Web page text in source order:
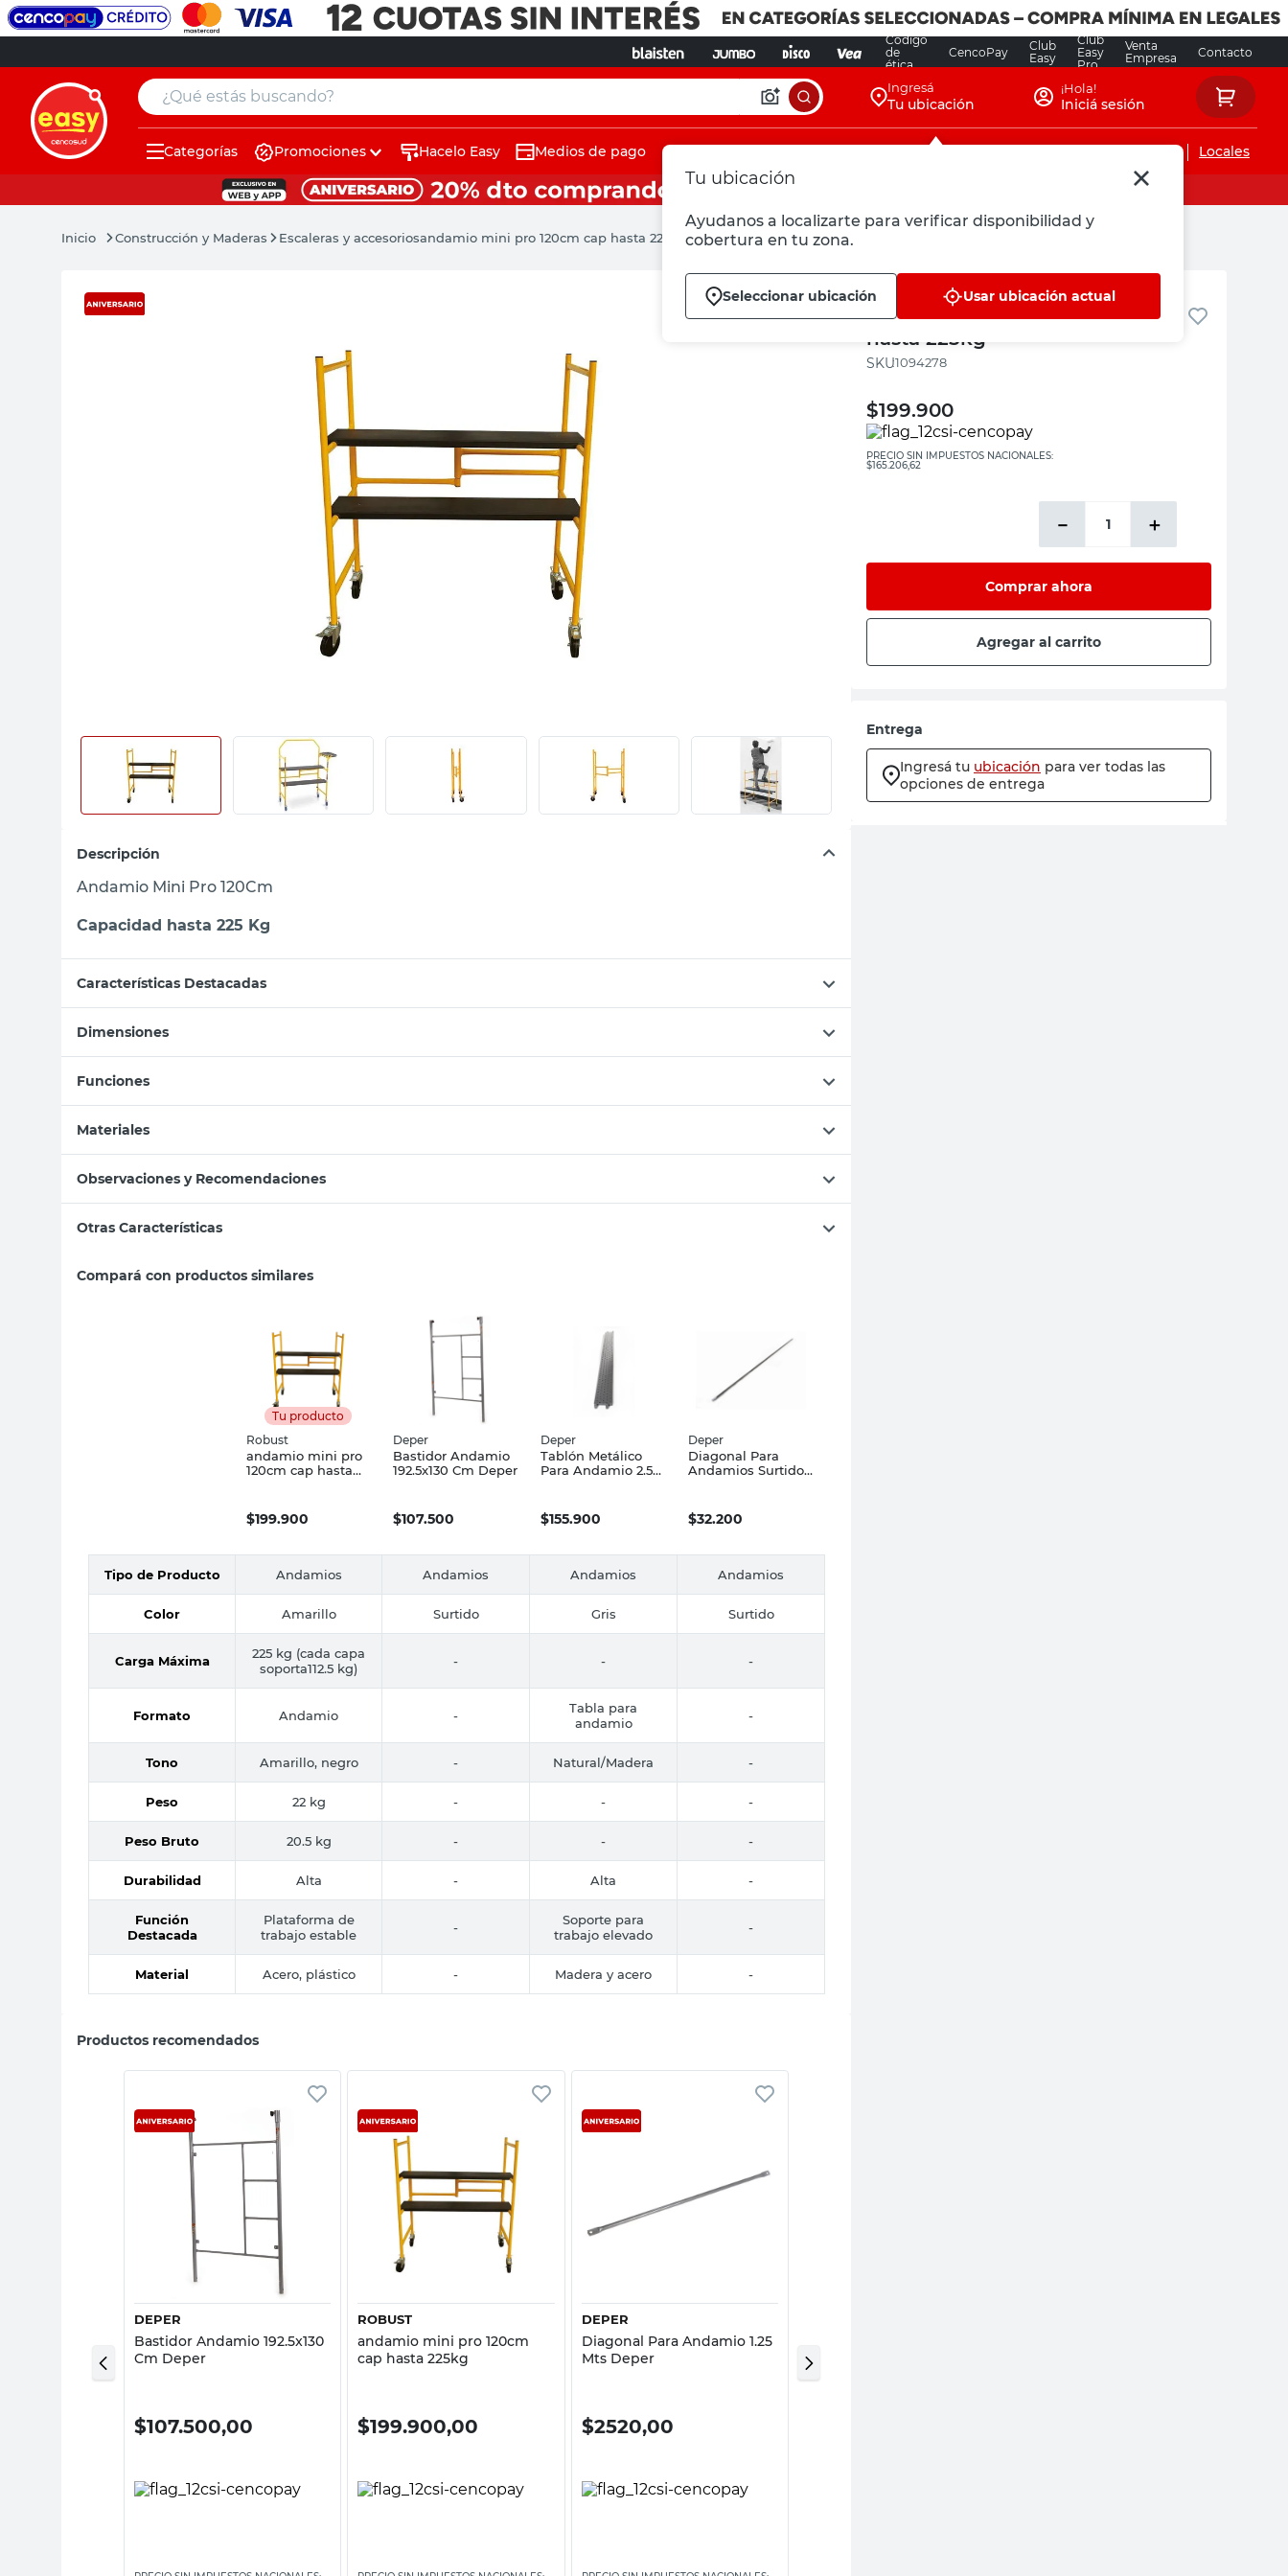
Código
de
ética
CencoPay
Club
Easy
Club
Easy
Pro
Venta
Empresa
Contacto
¿Qué estás buscando? Ingresá
Tu ubicación
Tu ubicación
Ayudanos a localizarte para verificar disponibilidad y
cobertura en tu zona.
Seleccionar ubicación Usar ubicación actual
¡Hola!
Iniciá sesión
Categorías Promociones Hacelo Easy Medios de pago Servicios de instalaciones Locales
Construcción y Maderas Escaleras y accesoriosandamio mini pro 120cm cap hasta 225kg
Descripción
Andamio Mini Pro 120Cm
Capacidad hasta 225 Kg
Características Destacadas
Dimensiones
Funciones
Materiales
Observaciones y Recomendaciones
Otras Características
Compará con productos similares
Tu producto
Robust
andamio mini pro
120cm cap hasta
$199.900
Deper
Bastidor Andamio
192.5x130 Cm Deper
$107.500
Deper
Tablón Metálico
Para Andamio 2.5
$155.900
Deper
Diagonal Para
Andamios Surtido 1
$32.200
Tipo de Producto Andamios Andamios Andamios Andamios
Color Amarillo Surtido Gris Surtido
Carga Máxima
225 kg (cada capa
soporta112.5 kg)
- - -
Formato Andamio -
Tabla para
andamio
-
Tono Amarillo, negro - Natural/Madera -
Peso 22 kg - - -
Peso Bruto 20.5 kg - - -
Durabilidad Alta - Alta -
Función
Destacada
Plataforma de
trabajo estable
-
Soporte para
trabajo elevado
-
Material Acero, plástico - Madera y acero -
Productos recomendados
Vista rápida
DEPER
Bastidor Andamio 192.5x130
Cm Deper
$107.500,00
Vista rápida
ROBUST
andamio mini pro 120cm
cap hasta 225kg
$199.900,00
DEPER
Diagonal Para Andamio 1.25
Mts Deper
$2520,00
Robust
andamio mini pro 120cm cap
hasta 225kg
:1094278
$199.900
PRECIO SIN IMPUESTOS NACIONALES:
$165.206,62
＋
－
Comprar ahora
Agregar al carrito
Entrega
Ingresá tu ubicación para ver todas las
opciones de entrega
muebles